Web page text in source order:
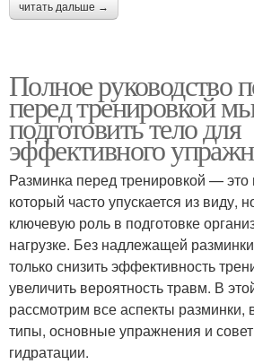
читать дальше →
Полное руководство
перед тренировкой
подготовить тело для
эффективного
Разминка перед тренировкой —
который часто упускается из виду,
ключевую роль в подготовке
нагрузке. Без надлежащей
только снизить эффективность
увеличить вероятность травм. В
рассмотрим все аспекты разминки,
типы, основные упражнения и
гидратации.